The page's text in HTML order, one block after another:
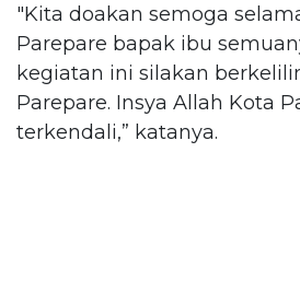
"Kita doakan semoga
Parepare bapak ibu
kegiatan ini silakan
Parepare. Insya Allah Kota
terkendali,” katanya.